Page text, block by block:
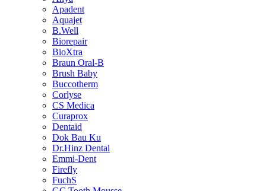
Apadent
Aquajet
B.Well
Biorepair
BioXtra
Braun Oral-B
Brush Baby
Buccotherm
Corlyse
CS Medica
Curaprox
Dentaid
Dok Bau Ku
Dr.Hinz Dental
Emmi-Dent
Firefly
FuchS